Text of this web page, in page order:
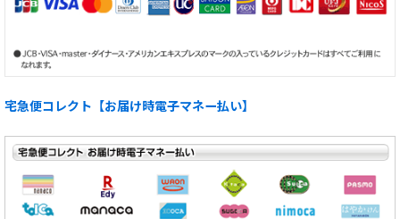
宅急便コレクト【お届け時電子マネー払い】